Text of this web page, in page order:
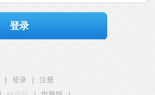
登录
登录
注册